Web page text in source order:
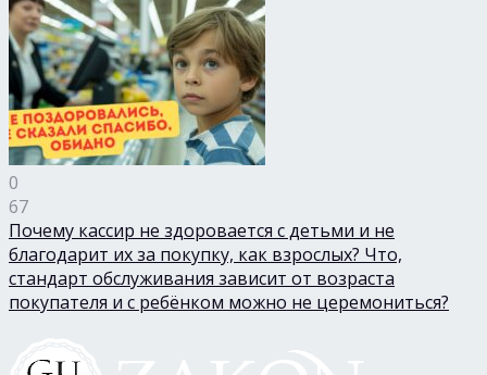
0
67
Почему кассир не здоровается с детьми и не
благодарит их за покупку, как взрослых? Что,
стандарт обслуживания зависит от возраста
покупателя и с ребёнком можно не церемониться?